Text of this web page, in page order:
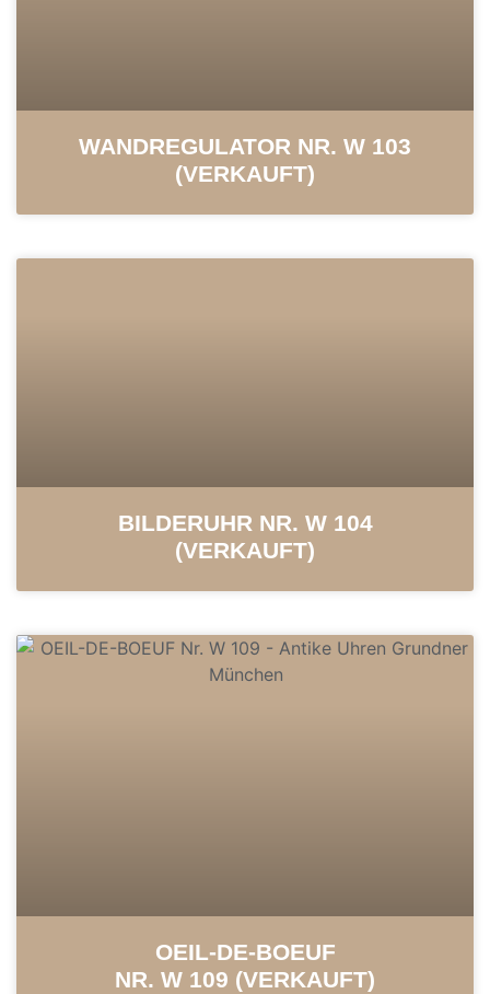
WAND­REGULATOR NR. W 103
(VERKAUFT)
BILDERUHR NR. W 104
(VERKAUFT)
OEIL-DE-BOEUF
NR. W 109 (VERKAUFT)